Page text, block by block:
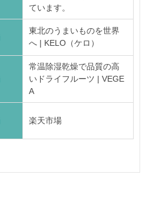
ています。
東北のうまいものを世界
へ | KELO（ケロ）
常温除湿乾燥で品質の高
いドライフルーツ | VEGE
A
楽天市場